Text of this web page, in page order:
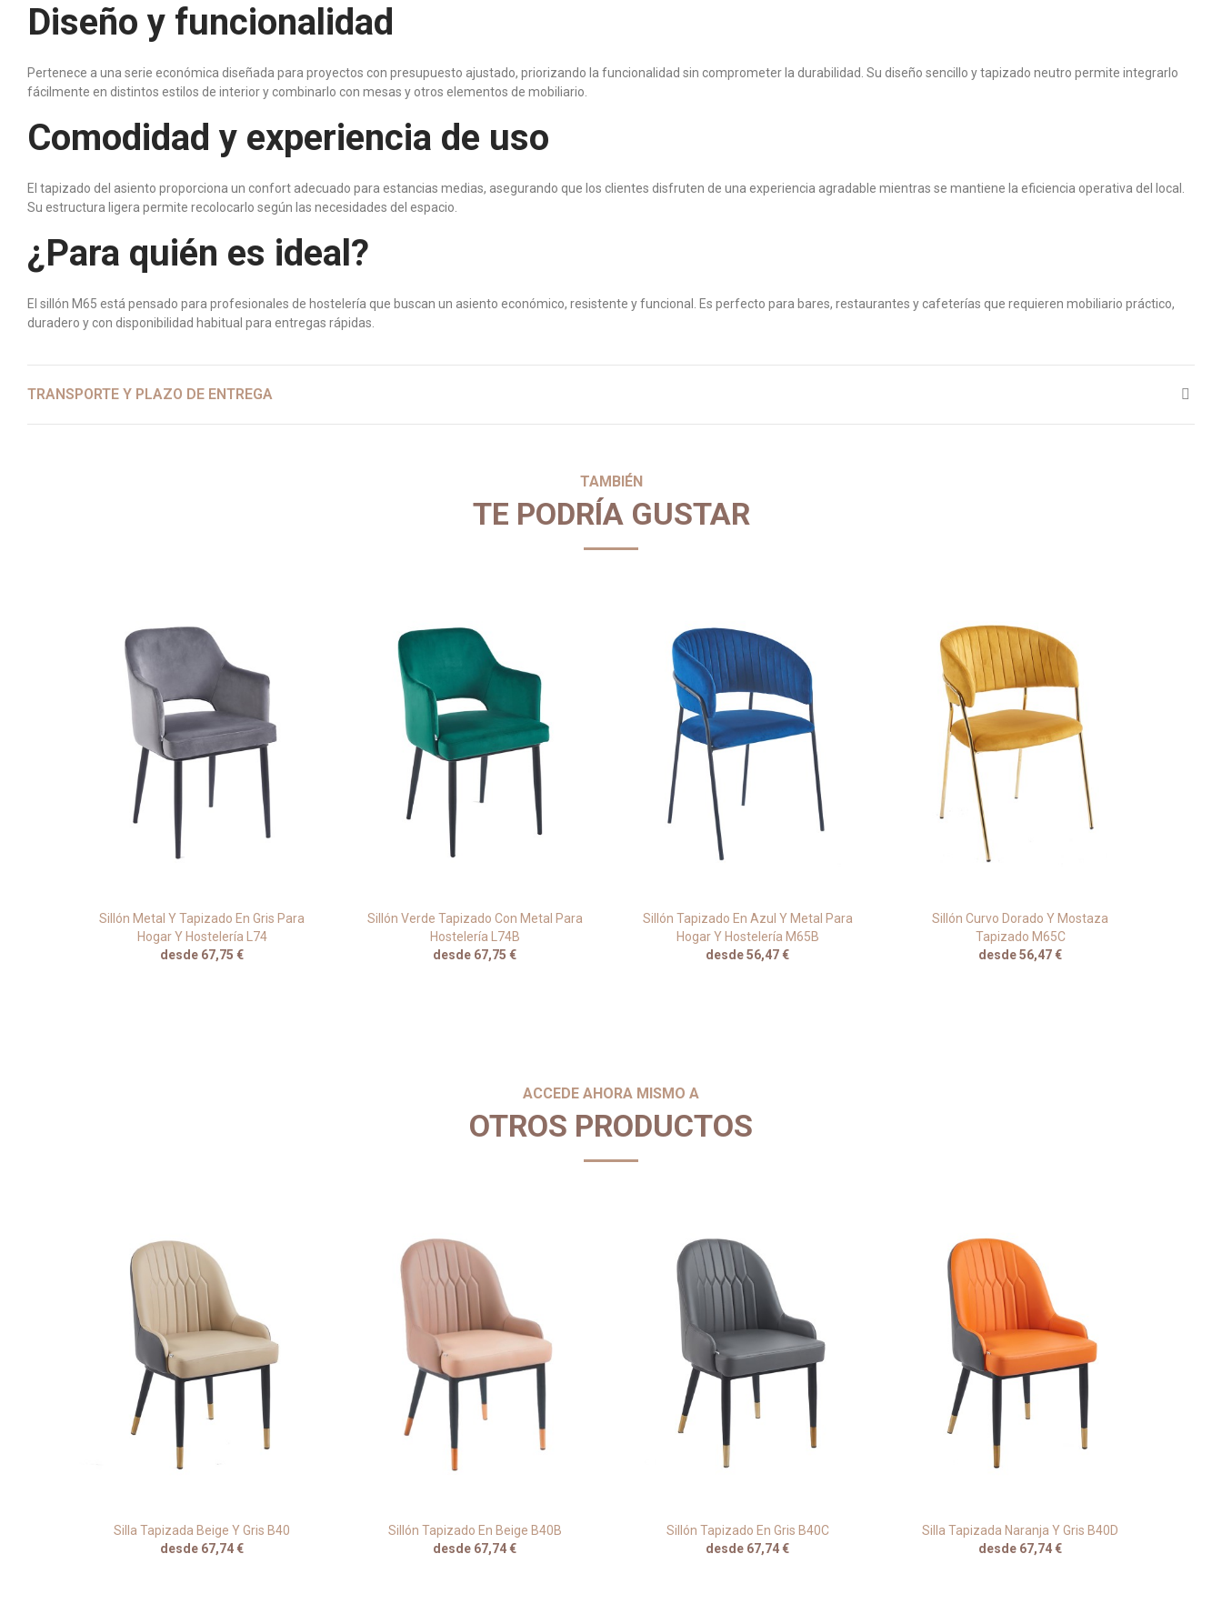
Diseño y funcionalidad
Pertenece a una serie económica diseñada para proyectos con presupuesto ajustado, priorizando la funcionalidad sin comprometer la durabilidad. Su diseño sencillo y tapizado neutro permite integrarlo
fácilmente en distintos estilos de interior y combinarlo con mesas y otros elementos de mobiliario.
Comodidad y experiencia de uso
El tapizado del asiento proporciona un confort adecuado para estancias medias, asegurando que los clientes disfruten de una experiencia agradable mientras se mantiene la eficiencia operativa del local.
Su estructura ligera permite recolocarlo según las necesidades del espacio.
¿Para quién es ideal?
El sillón M65 está pensado para profesionales de hostelería que buscan un asiento económico, resistente y funcional. Es perfecto para bares, restaurantes y cafeterías que requieren mobiliario práctico,
duradero y con disponibilidad habitual para entregas rápidas.
TRANSPORTE Y PLAZO DE ENTREGA
TAMBIÉN
TE PODRÍA GUSTAR
Sillón Metal Y Tapizado En Gris Para
Hogar Y Hostelería L74
desde 67,75 €
Sillón Verde Tapizado Con Metal Para
Hostelería L74B
desde 67,75 €
Sillón Tapizado En Azul Y Metal Para
Hogar Y Hostelería M65B
desde 56,47 €
Sillón Curvo Dorado Y Mostaza
Tapizado M65C
desde 56,47 €
ACCEDE AHORA MISMO A
OTROS PRODUCTOS
Silla Tapizada Beige Y Gris B40
desde 67,74 €
Sillón Tapizado En Beige B40B
desde 67,74 €
Sillón Tapizado En Gris B40C
desde 67,74 €
Silla Tapizada Naranja Y Gris B40D
desde 67,74 €